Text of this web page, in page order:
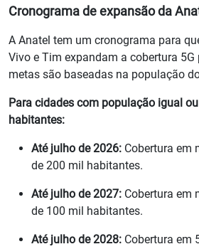
Cronograma de expansão da
A Anatel tem um cronograma para
Vivo e Tim expandam a cobertura
metas são baseadas na população
Para cidades com população igual
habitantes:
Até julho de 2026: Cobertura em
de 200 mil habitantes.
Até julho de 2027: Cobertura em
de 100 mil habitantes.
Até julho de 2028: Cobertura em